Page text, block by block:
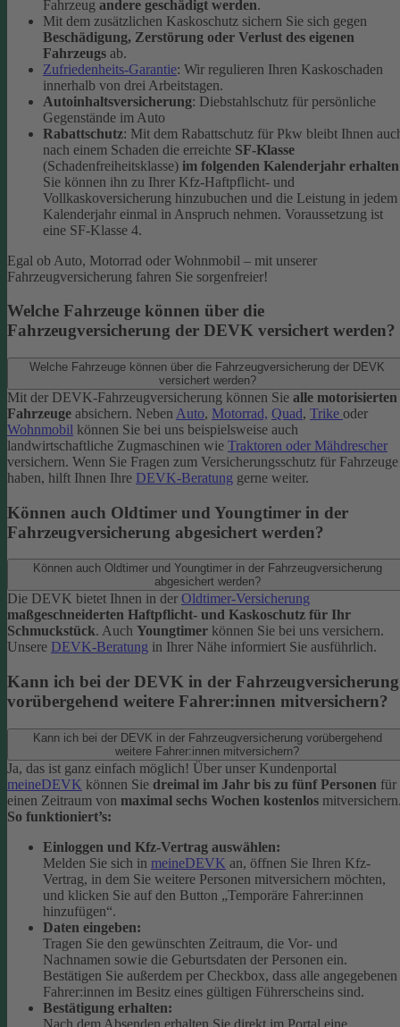
Fahrzeug andere geschädigt werden.
Mit dem zusätzlichen Kaskoschutz sichern Sie sich gegen
Beschädigung, Zerstörung oder Verlust des eigenen
Fahrzeugs ab.
Zufriedenheits-Garantie: Wir regulieren Ihren Kaskoschaden
innerhalb von drei Arbeitstagen.
Autoinhaltsversicherung: Diebstahlschutz für persönliche
Gegenstände im Auto
Rabattschutz: Mit dem Rabattschutz für Pkw bleibt Ihnen
nach einem Schaden die erreichte SF-Klasse
(Schadenfreiheitsklasse) im folgenden Kalenderjahr erhalten
Sie können ihn zu Ihrer Kfz-Haftpflicht- und
Vollkaskoversicherung hinzubuchen und die Leistung in jedem
Kalenderjahr einmal in Anspruch nehmen. Voraussetzung ist
eine SF-Klasse 4.
Egal ob Auto, Motorrad oder Wohnmobil – mit unserer
Fahrzeugversicherung fahren Sie sorgenfreier!
Welche Fahrzeuge können über die
Fahrzeugversicherung der DEVK versichert werden?
Welche Fahrzeuge können über die Fahrzeugversicherung der DEVK
versichert werden?
Mit der DEVK-Fahrzeugversicherung können Sie alle motorisierten
Fahrzeuge absichern. Neben Auto, Motorrad, Quad, Trike oder
Wohnmobil können Sie bei uns beispielsweise auch
landwirtschaftliche Zugmaschinen wie Traktoren oder Mähdrescher
versichern. Wenn Sie Fragen zum Versicherungsschutz für Fahrzeuge
haben, hilft Ihnen Ihre DEVK-Beratung gerne weiter.
Können auch Oldtimer und Youngtimer in der
Fahrzeugversicherung abgesichert werden?
Können auch Oldtimer und Youngtimer in der Fahrzeugversicherung
abgesichert werden?
Die DEVK bietet Ihnen in der Oldtimer-Versicherung
maßgeschneiderten Haftpflicht- und Kaskoschutz für Ihr
Schmuckstück. Auch Youngtimer können Sie bei uns versichern.
Unsere DEVK-Beratung in Ihrer Nähe informiert Sie ausführlich.
Kann ich bei der DEVK in der Fahrzeugversicherung
vorübergehend weitere Fahrer:innen mitversichern?
Kann ich bei der DEVK in der Fahrzeugversicherung vorübergehend
weitere Fahrer:innen mitversichern?
Ja, das ist ganz einfach möglich! Über unser Kundenportal
meineDEVK können Sie dreimal im Jahr bis zu fünf Personen für
einen Zeitraum von maximal sechs Wochen kostenlos
So funktioniert’s:
Einloggen und Kfz-Vertrag auswählen:
Melden Sie sich in meineDEVK an, öffnen Sie Ihren Kfz-
Vertrag, in dem Sie weitere Personen mitversichern möchten,
und klicken Sie auf den Button „Temporäre Fahrer:innen
hinzufügen“.
Daten eingeben:
Tragen Sie den gewünschten Zeitraum, die Vor- und
Nachnamen sowie die Geburtsdaten der Personen ein.
Bestätigen Sie außerdem per Checkbox, dass alle angegebenen
Fahrer:innen im Besitz eines gültigen Führerscheins sind.
Bestätigung erhalten:
Nach dem Absenden erhalten Sie direkt im Portal eine